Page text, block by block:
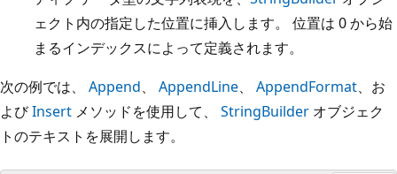
ェクト内の指定した位置に挿入します。 位置は 0 から始
まるインデックスによって定義されます。
次の例では、 Append、 AppendLine、 AppendFormat、お
よびInsert メソッドを使用して、 StringBuilder オブジェク
トのテキストを展開します。